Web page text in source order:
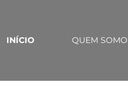
INÍCIO QUEM